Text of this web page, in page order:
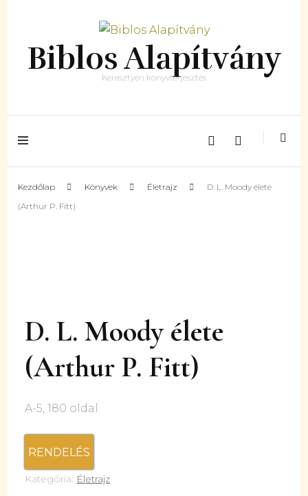
Biblos Alapítvány
Keresztyén könyvterjesztés
Kezdőlap Könyvek Életrajz
D. L. Moody élete
(Arthur P. Fitt)
D. L. Moody élete
(Arthur P. Fitt)
A-5, 180 oldal
RENDELÉS
Kategória: Életrajz